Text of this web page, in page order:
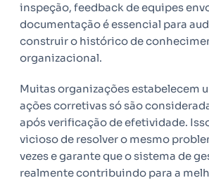
inspeção, feedback de equipes
documentação é essencial para
construir o histórico de
organizacional.
Muitas organizações estabelecem
ações corretivas só são
após verificação de efetividade.
vicioso de resolver o mesmo
vezes e garante que o sistema de
realmente contribuindo para a